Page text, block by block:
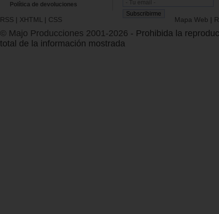
Política de devoluciones
RSS | XHTML | CSS Mapa Web |
© Majo Producciones 2001-2026 - Prohibida la
total de la información mostrada